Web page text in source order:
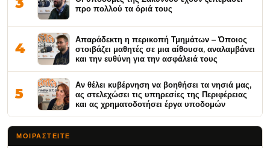
προ πολλού τα όριά τους
4
Απαράδεκτη η περικοπή Τμημάτων – Όποιος
στοιβάζει μαθητές σε μια αίθουσα, αναλαμβάνει
και την ευθύνη για την ασφάλειά τους
5
Αν θέλει κυβέρνηση να βοηθήσει τα νησιά μας,
ας στελεχώσει τις υπηρεσίες της Περιφέρειας
και ας χρηματοδοτήσει έργα υποδομών
ΜΟΙΡΑΣΤΕΊΤΕ